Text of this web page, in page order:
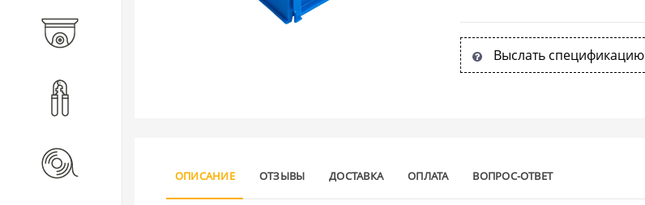
Выслать спецификацию
ОПИСАНИЕ ОТЗЫВЫ ДОСТАВКА ОПЛАТА ВОПРОС-ОТВЕТ